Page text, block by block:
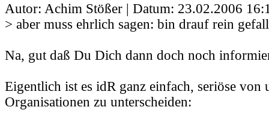
Autor: Achim Stößer | Datum: 23.02.2006
> aber muss ehrlich sagen: bin drauf rein
Na, gut daß Du Dich dann doch noch
Eigentlich ist es idR ganz einfach, seriöse von
Organisationen zu unterscheiden: